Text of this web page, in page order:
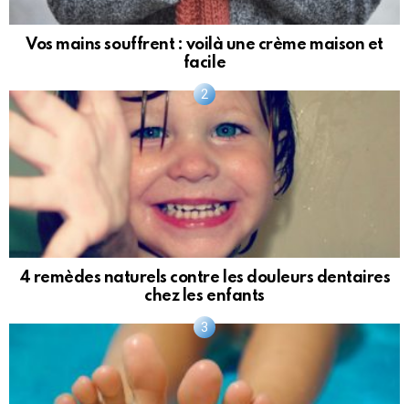
Vos mains souffrent : voilà une crème maison et
facile
4 remèdes naturels contre les douleurs dentaires
chez les enfants